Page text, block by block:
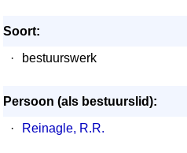
Soort:
·
bestuurswerk
Persoon (als bestuurslid):
·
Reinagle, R.R.